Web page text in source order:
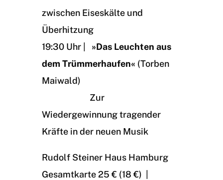
zwischen Eiseskälte und
Überhitzung
19:30 Uhr | »Das Leuchten aus
dem Trümmerhaufen« (Torben
Maiwald)
Zur
Wiedergewinnung tragender
Kräfte in der neuen Musik
Rudolf Steiner Haus Hamburg
Gesamtkarte 25 € (18 €) |